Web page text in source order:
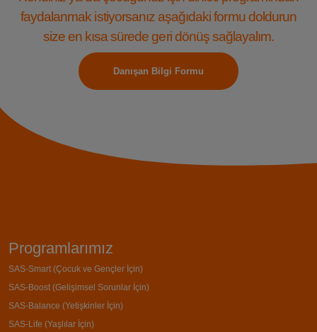
faydalanmak istiyorsanız aşağıdaki formu doldurun
size en kısa sürede geri dönüş sağlayalım.
Danışan Bilgi Formu
Programlarımız
SAS-Smart (Çocuk ve Gençler İçin)
SAS-Boost (Gelişimsel Sorunlar İçin)
SAS-Balance (Yetişkinler İçin)
SAS-Life (Yaşlılar İçin)